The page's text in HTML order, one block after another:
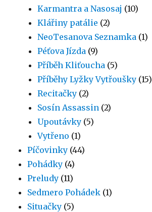
Karmantra a Nasosaj (10)
Klářiny patálie (2)
NeoTesanova Seznamka (1)
Péťova Jízda (9)
Příběh Kliťoucha (5)
Příběhy Lyžky Vytřoušky (15)
Recitačky (2)
Sosín Assassin (2)
Upoutávky (5)
Vytřeno (1)
Píčovinky (44)
Pohádky (4)
Preludy (11)
Sedmero Pohádek (1)
Situačky (5)